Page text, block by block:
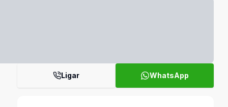
Ligar WhatsApp